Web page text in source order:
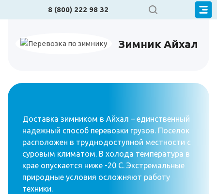
8 (800) 222 98 32
Зимник Айхал
Доставка зимником в Айхал – единственный
надежный способ перевозки грузов. Поселок
расположен в труднодоступной местности с
суровым климатом. В холода температура в
крае опускается ниже -20 С. Экстремальные
природные условия осложняют работу
техники.